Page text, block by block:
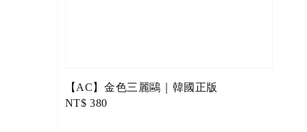
【AC】金色三麗鷗｜韓國正版
Regular
NT$ 380